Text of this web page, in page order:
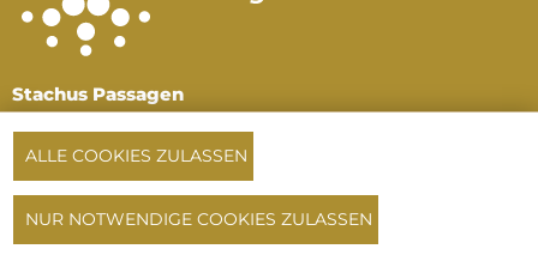
Stachus Passagen
Untergeschoss
Tel:+49 89 516 196 64
oder+49 172 720 33 14
ALLE COOKIES ZULASSEN
NUR NOTWENDIGE COOKIES ZULASSEN